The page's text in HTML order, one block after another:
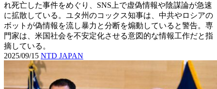
れ死亡した事件をめぐり、SNS上で虚偽情報や陰謀論が急速
に拡散している。ユタ州のコックス知事は、中共やロシアの
ボットが偽情報を流し暴力と分断を煽動していると警告。専
門家は、米国社会を不安定化させる意図的な情報工作だと指
摘している。
2025/09/15 NTD JAPAN